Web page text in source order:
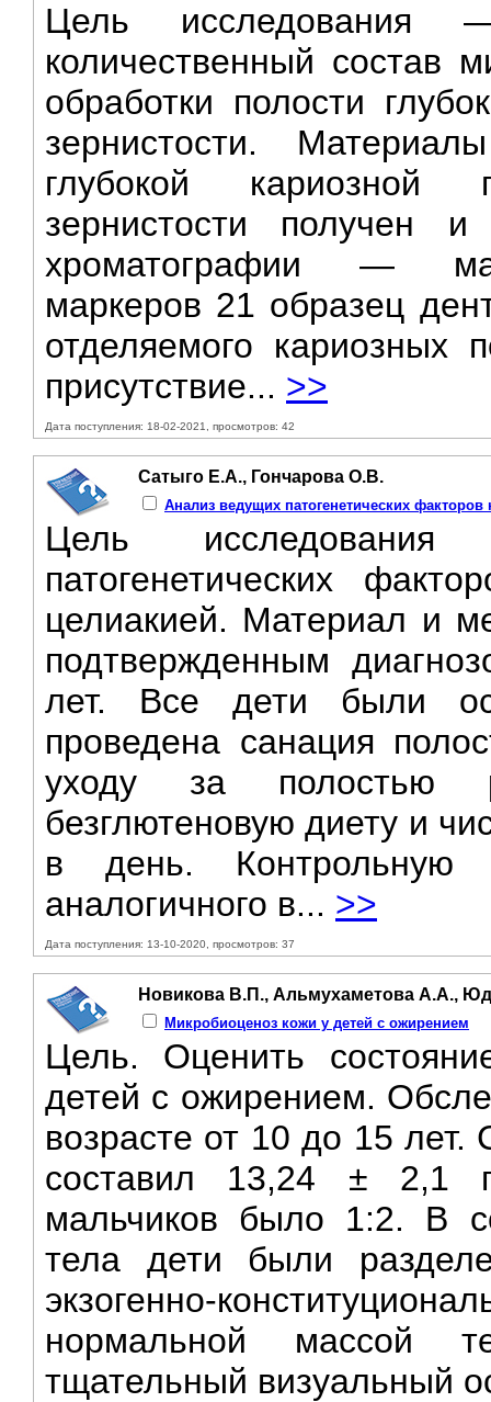
Цель исследования
количественный состав
обработки полости
зернистости.
глубокой кариозной
зернистости получен
хроматографии —
маркеров 21 образец
отделяемого кариозных
присутствие... >>
Дата поступления: 18-02-2021, просмотров: 42
Сатыго Е.А., Гончарова О.В.
Анализ ведущих патогенетических факторов
Цель
патогенетических
целиакией. Материал и
подтвержденным
лет. Все дети были
проведена санация
уходу за полостью
безглютеновую диету и
в день. Контрольную
аналогичного в... >>
Дата поступления: 13-10-2020, просмотров: 37
Новикова В.П., Альмухаметова А.А.,
Микробиоценоз кожи у детей с ожирением
Цель. Оценить
детей с ожирением.
возрасте от 10 до 15
составил 13,24 ± 2,1
мальчиков было 1:2. В
тела дети были
экзогенно-
нормальной массой
тщательный визуальный